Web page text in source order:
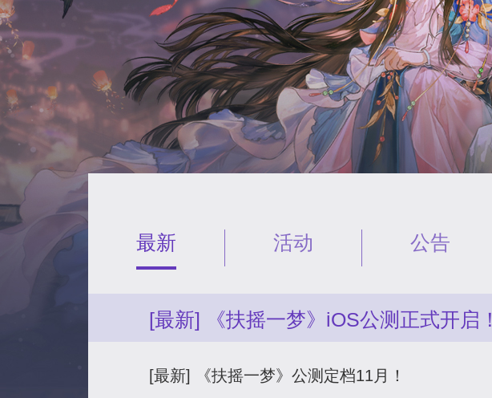
最新 活动 公告
[最新] 《扶摇一梦》iOS公测正式开启！
[最新] 《扶摇一梦》公测定档11月！